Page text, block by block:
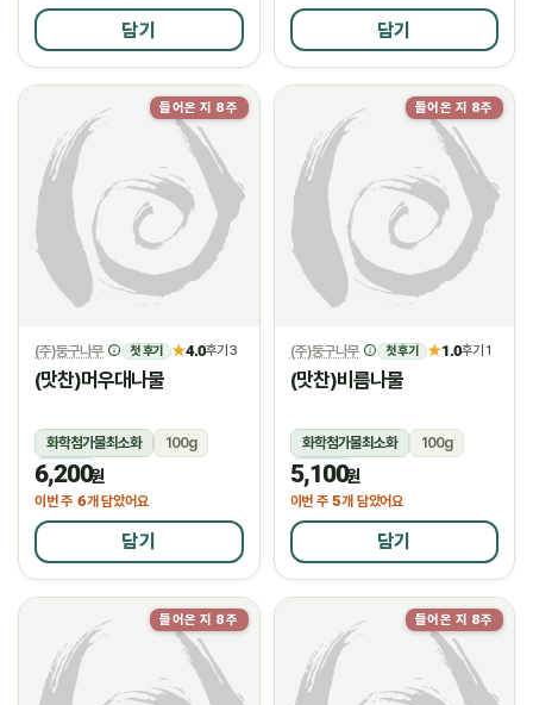
담기 담기
들어온 지 8주
(주)둥구나무 첫 후기 ★4.0후기 3
(맛찬)머우대나물
화학첨가물최소화
100g
냉장
6,200원
이번 주 6개 담았어요
담기
들어온 지 8주
(주)둥구나무 첫 후기 ★1.0후기 1
(맛찬)비름나물
화학첨가물최소화
100g
냉장
5,100원
이번 주 5개 담았어요
담기
들어온 지 8주 들어온 지 8주